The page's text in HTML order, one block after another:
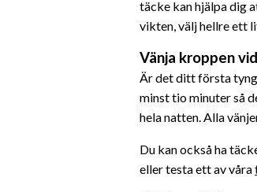
täcke kan hjälpa dig
vikten, välj hellre ett
Vänja kroppen
Är det ditt första
minst tio minuter så
hela natten. Alla
Du kan också ha
eller testa ett av våra